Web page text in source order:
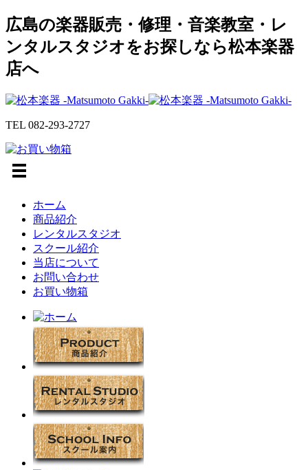
広島の楽器販売・修理・音楽教室・レ
ンタルスタジオをお探しなら松本楽器
店へ
TEL 082-293-2727
ホーム
商品紹介
レンタルスタジオ
スクール紹介
当店について
お問い合わせ
お買い物箱